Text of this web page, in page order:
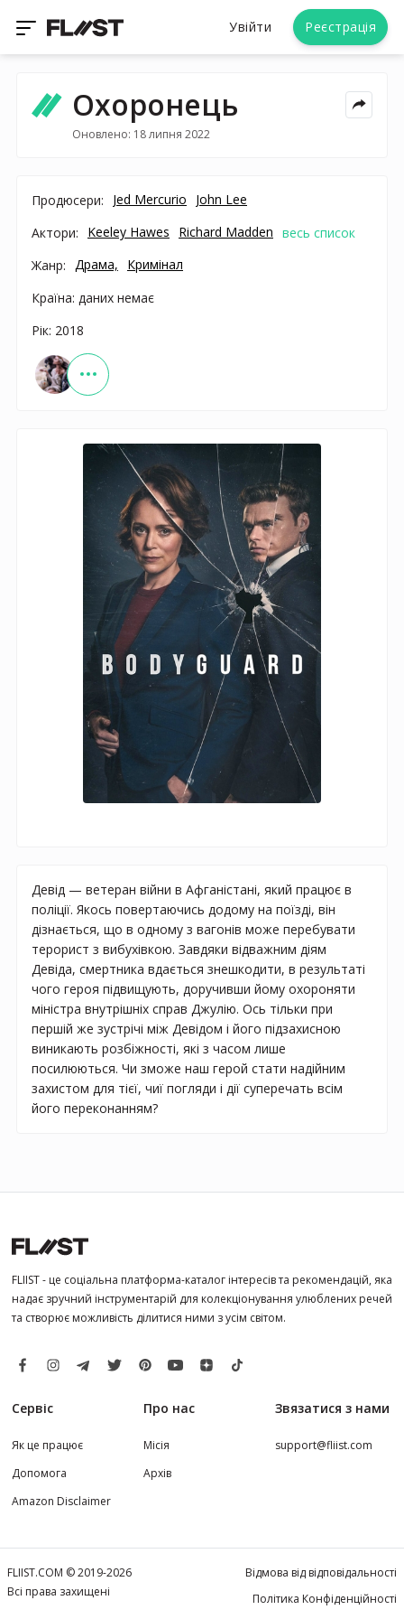
Увійти Реєстрація
Охоронець
Оновлено: 18 липня 2022
Продюсери: Jed Mercurio
John Lee
Актори:
Keeley Hawes Richard Madden весь список
Жанр:
Драма,
Кримінал
Країна: даних немає
Рік: 2018
Девід — ветеран війни в Афганістані, який працює в
поліції. Якось повертаючись додому на поїзді, він
дізнається, що в одному з вагонів може перебувати
терорист з вибухівкою. Завдяки відважним діям
Девіда, смертника вдається знешкодити, в результаті
чого героя підвищують, доручивши йому охороняти
міністра внутрішніх справ Джулію. Ось тільки при
першій же зустрічі між Девідом і його підзахисною
виникають розбіжності, які з часом лише
посилюються. Чи зможе наш герой стати надійним
захистом для тієї, чиї погляди і дії суперечать всім
його переконанням?
FLIIST - це соціальна платформа-каталог інтересів та рекомендацій, яка
надає зручний інструментарій для колекціонування улюблених речей
та створює можливість ділитися ними з усім світом.
Сервіс
Як це працює
Допомога
Amazon Disclaimer
Про нас
Місія
Архів
Звязатися з нами
support@fliist.com
FLIIST.COM © 2019-2026
Всі права захищені
Відмова від відповідальності
Політика Конфіденційності